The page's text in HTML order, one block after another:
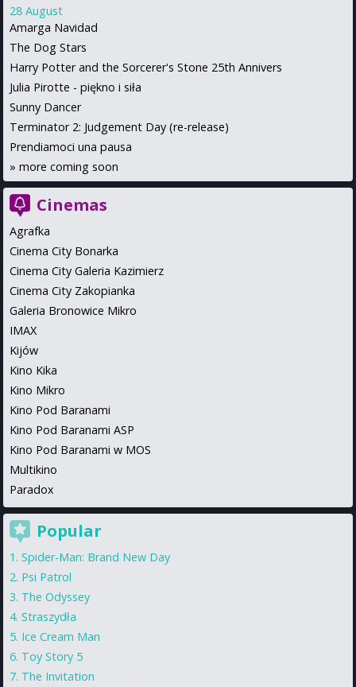
28 August
Amarga Navidad
The Dog Stars
Harry Potter and the Sorcerer's Stone 25th Annivers
Julia Pirotte - piękno i siła
Sunny Dancer
Terminator 2: Judgement Day (re-release)
Prendiamoci una pausa
» more coming soon
Cinemas
Agrafka
Cinema City Bonarka
Cinema City Galeria Kazimierz
Cinema City Zakopianka
Galeria Bronowice Mikro
IMAX
Kijów
Kino Kika
Kino Mikro
Kino Pod Baranami
Kino Pod Baranami ASP
Kino Pod Baranami w MOS
Multikino
Paradox
Popular
Spider-Man: Brand New Day
Psi Patrol
The Odyssey
Straszydła
Ice Cream Man
Toy Story 5
The Invitation